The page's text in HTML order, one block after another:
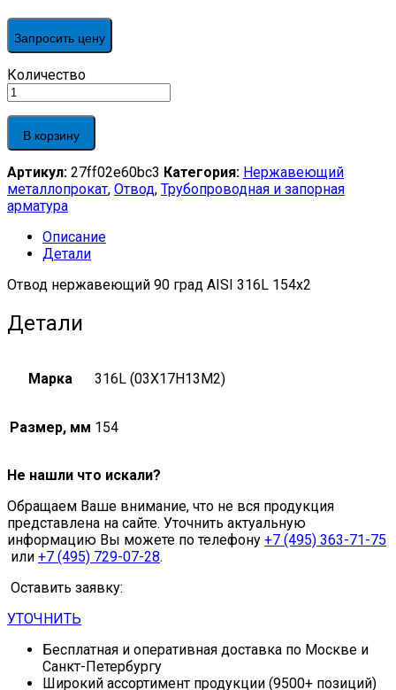
Запросить цену
Отвод
нержавеющий
90
град
AISI
154х2
quantity
Количество
В корзину
Артикул: 27ff02e60bc3 Категория: Нержавеющий
металлопрокат, Отвод, Трубопроводная и запорная
арматура
Описание
Детали
Отвод нержавеющий 90 град AISI 316L 154х2
Детали
Марка 316L (03Х17Н13М2)
Размер, мм 154
Не нашли что искали?
Обращаем Ваше внимание, что не вся продукция
представлена на сайте. Уточнить актуальную
информацию Вы можете по телефону +7 (495) 363-71-75
или +7 (495) 729-07-28.
Оставить заявку:
УТОЧНИТЬ
Бесплатная и оперативная доставка по Москве и
Санкт-Петербургу
Широкий ассортимент продукции (9500+ позиций)